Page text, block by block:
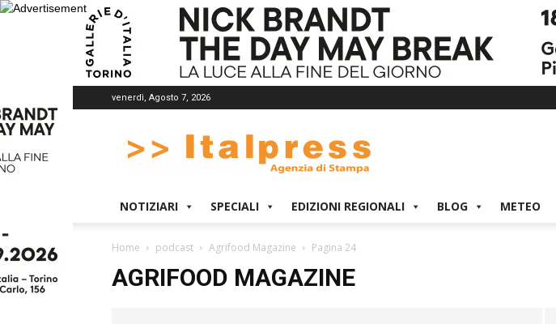
venerdì, Agosto 7, 2026
NOTIZIARI SPECIALI EDIZIONI REGIONALI BLOG METEO
Home podcast Agrifood Magazine Pagina 24
AGRIFOOD MAGAZINE